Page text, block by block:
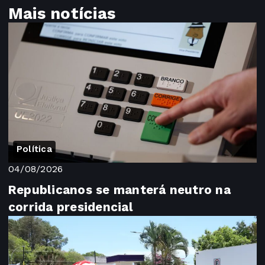
Mais notícias
Política
04/08/2026
Republicanos se manterá neutro na
corrida presidencial